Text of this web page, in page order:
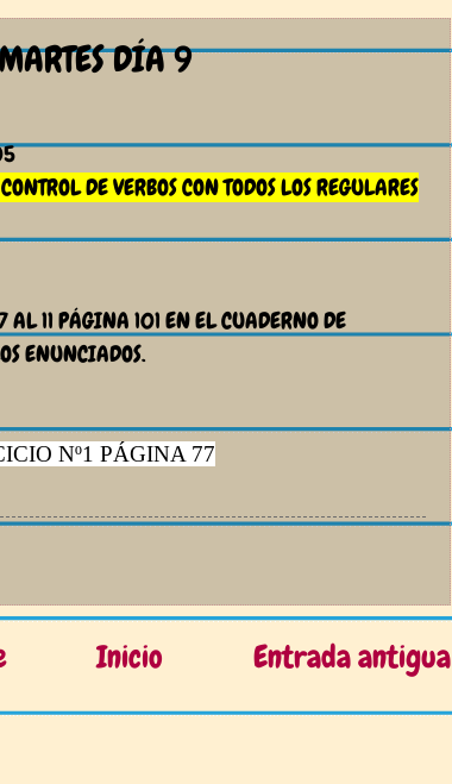
DÍA 9
DE VERBOS CON TODOS LOS REGULARES
11 PÁGINA 101 EN EL CUADERNO DE
ENUNCIADOS.
Nº1 PÁGINA 77
Entrada antigua
Inicio